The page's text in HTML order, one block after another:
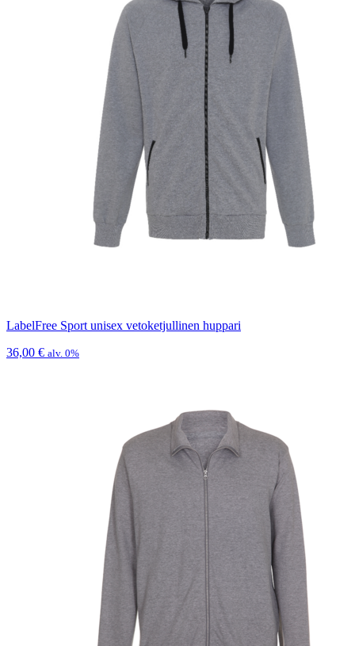
LabelFree Sport unisex vetoketjullinen huppari
36,00 € alv. 0%